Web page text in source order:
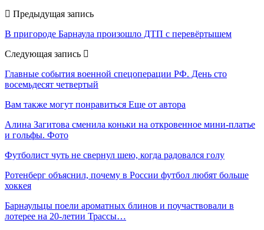
Предыдущая запись
В пригороде Барнаула произошло ДТП с перевёртышем
Следующая запись
Главные события военной спецоперации РФ. День сто
восемьдесят четвертый
Вам также могут понравиться Еще от автора
Алина Загитова сменила коньки на откровенное мини-платье
и гольфы. Фото
Футболист чуть не свернул шею, когда радовался голу
Ротенберг объяснил, почему в России футбол любят больше
хоккея
Барнаульцы поели ароматных блинов и поучаствовали в
лотерее на 20-летии Трассы…